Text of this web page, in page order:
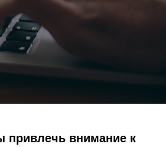
привлечь внимание к